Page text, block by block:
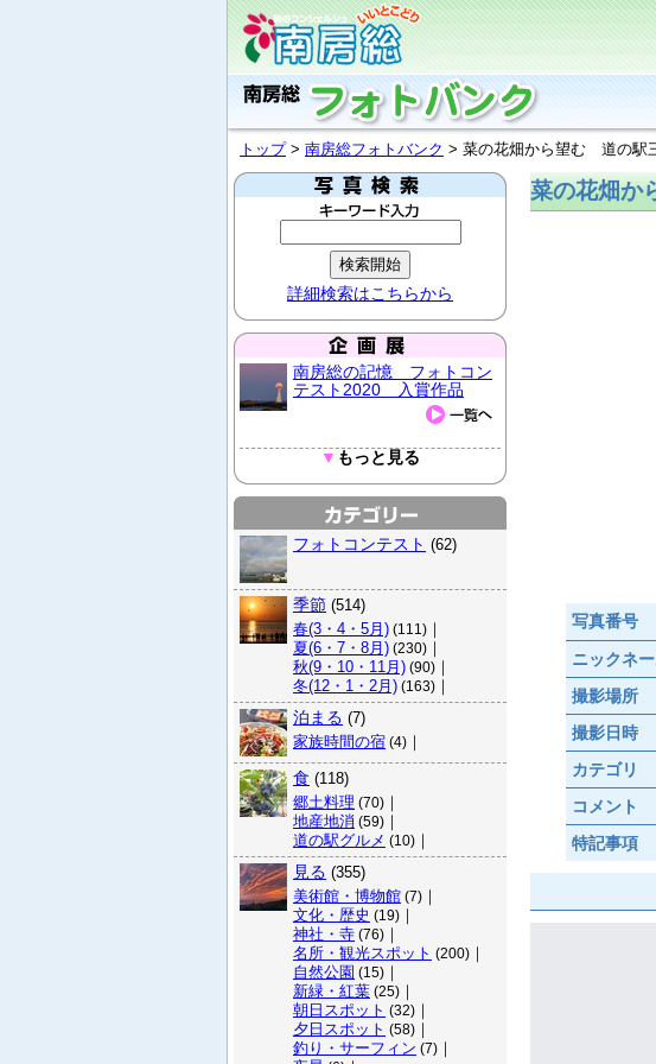
トップ> 南房総フォトバンク > 菜の花畑から望む 道の駅
詳細検索はこちらから
南房総の記憶 フォトコン
テスト2020 入賞作品
▼ もっと見る
フォトコンテスト (62)
季節 (514)
春(3・4・5月) (111) ｜
夏(6・7・8月) (230) ｜
秋(9・10・11月) (90) ｜
冬(12・1・2月) (163) ｜
泊まる (7)
家族時間の宿 (4) ｜
食 (118)
郷土料理 (70) ｜
地産地消 (59) ｜
道の駅グルメ (10) ｜
見る (355)
美術館・博物館 (7) ｜
文化・歴史 (19) ｜
神社・寺 (76) ｜
名所・観光スポット (200) ｜
自然公園 (15) ｜
新緑・紅葉 (25) ｜
朝日スポット (32) ｜
夕日スポット (58) ｜
釣り・サーフィン (7) ｜
菜の花畑か
写真番号
ニックネ
撮影場所
撮影日時
カテゴリ
コメント
特記事項